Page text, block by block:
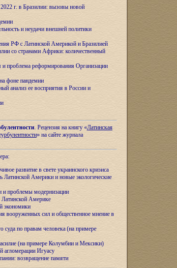
г. в Бразилии: вызовы новой
и неудачи внешней политики
РФ с Латинской Америкой и Бразилией
со странами Африки: количественный
и проблема реформирования Организации
фоне пандемии
анализ ee восприятия в России и
. Рецензия на книгу «Латинская
» на сайте журнала
развитие в свете украинского кризиса
Америки и новые экологические
и проблемы модернизации
Латинской Америке
экономики
вооруженных сил и общественное мнение в
по правам человека (на примере
(на примере Колумбии и Мексики)
агломерации Игуасу
возвращение памяти